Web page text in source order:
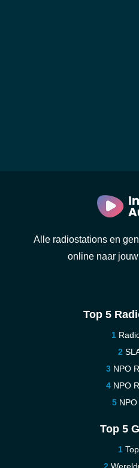
Alle radiostations en
online naar
Top 5
NPO
NPO
Top 5